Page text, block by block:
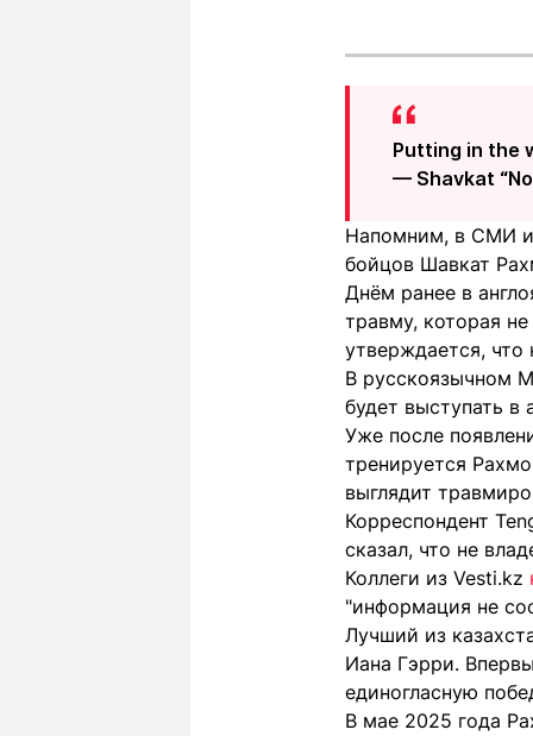
Putting in the
— Shavkat
Напомним, в СМИ
бойцов Шавкат
Днём ранее в
травму, которая
утверждается, что
В русскоязычном
будет выступать
Уже после
тренируется
выглядит
Корреспондент
сказал, что не
Коллеги из Vesti.kz
"информация не
Лучший из
Иана Гэрри.
единогласную
В мае 2025 года